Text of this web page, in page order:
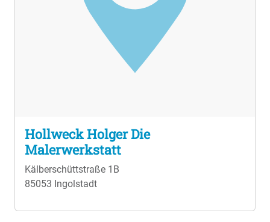
Hollweck Holger Die
Malerwerkstatt
Kälberschüttstraße 1B
85053 Ingolstadt